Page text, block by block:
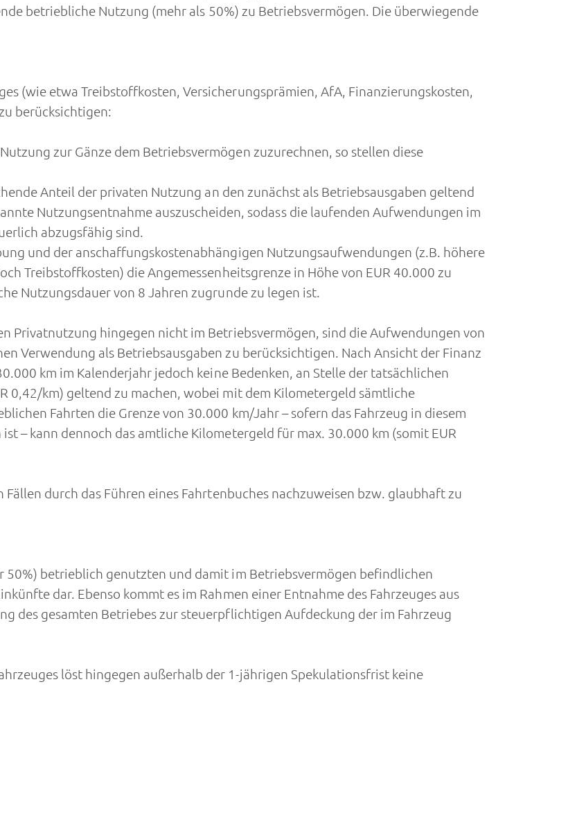
betriebliche Nutzung (mehr als 50%) zu Betriebsvermögen. Die überwiegende
(wie etwa Treibstoffkosten, Versicherungsprämien, AfA, Finanzierungskosten,
berücksichtigen:
zur Gänze dem Betriebsvermögen zuzurechnen, so stellen diese
Anteil der privaten Nutzung an den zunächst als Betriebsausgaben geltend
Nutzungsentnahme auszuscheiden, sodass die laufenden Aufwendungen im
abzugsfähig sind.
und der anschaffungskostenabhängigen Nutzungsaufwendungen (z.B. höhere
Treibstoffkosten) die Angemessenheitsgrenze in Höhe von EUR 40.000 zu
Nutzungsdauer von 8 Jahren zugrunde zu legen ist.
Privatnutzung hingegen nicht im Betriebsvermögen, sind die Aufwendungen von
Verwendung als Betriebsausgaben zu berücksichtigen. Nach Ansicht der Finanz
km im Kalenderjahr jedoch keine Bedenken, an Stelle der tatsächlichen
0,42/km) geltend zu machen, wobei mit dem Kilometergeld sämtliche
Fahrten die Grenze von 30.000 km/Jahr – sofern das Fahrzeug in diesem
– kann dennoch das amtliche Kilometergeld für max. 30.000 km (somit EUR
durch das Führen eines Fahrtenbuches nachzuweisen bzw. glaubhaft zu
50%) betrieblich genutzten und damit im Betriebsvermögen befindlichen
dar. Ebenso kommt es im Rahmen einer Entnahme des Fahrzeuges aus
des gesamten Betriebes zur steuerpflichtigen Aufdeckung der im Fahrzeug
löst hingegen außerhalb der 1-jährigen Spekulationsfrist keine